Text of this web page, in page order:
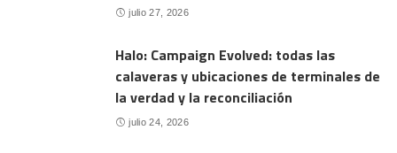
julio 27, 2026
Halo: Campaign Evolved: todas las
calaveras y ubicaciones de terminales de
la verdad y la reconciliación
julio 24, 2026